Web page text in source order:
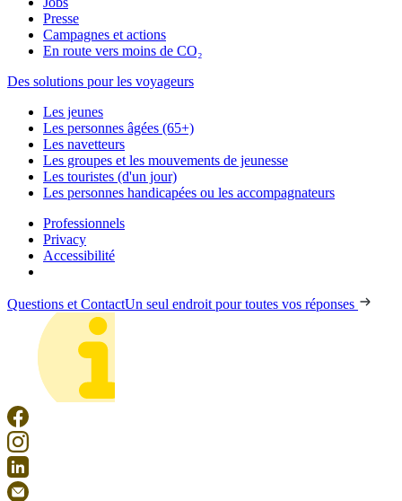
Presse
Campagnes et actions
En route vers moins de CO₂
Des solutions pour les voyageurs
Les jeunes
Les personnes âgées (65+)
Les navetteurs
Les groupes et les mouvements de jeunesse
Les touristes (d'un jour)
Les personnes handicapées ou les accompagnateurs
Professionnels
Privacy
Accessibilité
Questions et ContactUn seul endroit pour toutes vos réponses